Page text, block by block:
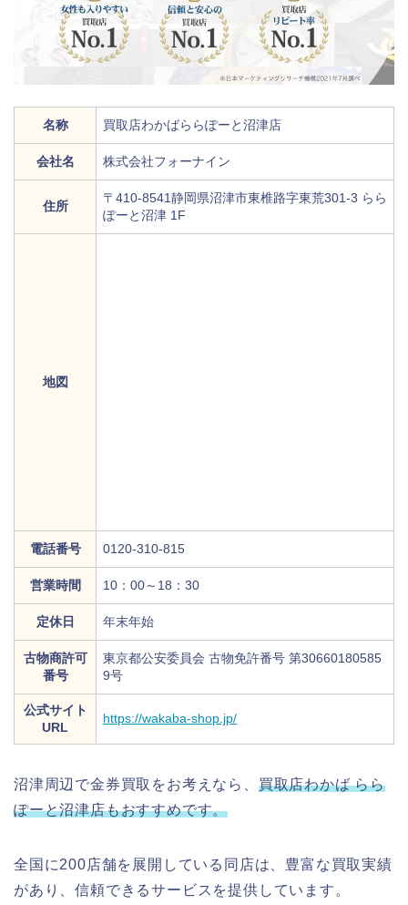
名称 買取店わかばららぽーと沼津店
会社名 株式会社フォーナイン
住所
〒410-8541静岡県沼津市東椎路字東荒301-3 らら
ぽーと沼津 1F
地図
電話番号 0120-310-815
営業時間 10：00～18：30
定休日 年末年始
古物商許可
番号
東京都公安委員会 古物免許番号 第30660180585
9号
公式サイト
URL
https://wakaba-shop.jp/
沼津周辺で金券買取をお考えなら、 買取店わかば らら
ぽーと沼津店もおすすめです。
全国に200店舗を展開している同店は、豊富な買取実績
があり、信頼できるサービスを提供しています。